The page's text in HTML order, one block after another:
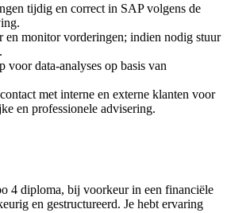
tijdig en correct in SAP volgens de
en monitor vorderingen; indien nodig stuur
voor data-analyses op basis van
met interne en externe klanten voor
en professionele advisering.
4 diploma, bij voorkeur in een financiële
en gestructureerd. Je hebt ervaring